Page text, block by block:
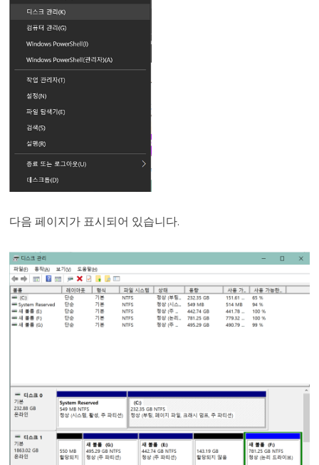
다음 페이지가 표시되어 있습니다.